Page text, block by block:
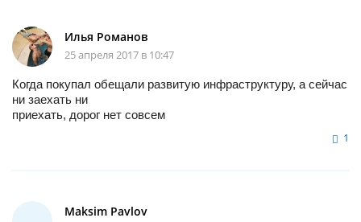
Илья Романов
25 апреля 2017 в 10:47
Когда покупал обещали развитую инфраструктуру, а сейчас
ни заехать ни
приехать, дорог нет совсем
1
Maksim Pavlov